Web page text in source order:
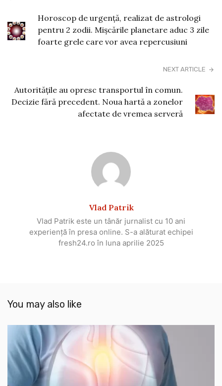
Horoscop de urgență, realizat de astrologi
pentru 2 zodii. Mișcările planetare aduc 3 zile
foarte grele care vor avea repercusiuni
NEXT ARTICLE
Autoritățile au opresc transportul în comun.
Decizie fără precedent. Noua hartă a zonelor
afectate de vremea serveră
Vlad Patrik
Vlad Patrik este un tânăr jurnalist cu 10 ani
experiență în presa online. S-a alăturat echipei
fresh24.ro în luna aprilie 2025
You may also like